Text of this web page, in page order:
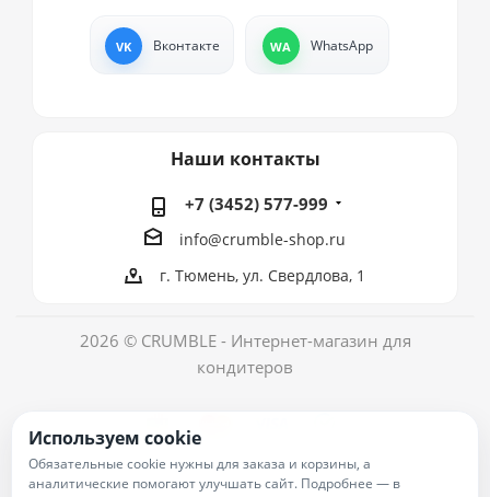
Вконтакте WhatsApp
Наши контакты
+7 (3452) 577-999
info@crumble-shop.ru
г. Тюмень, ул. Свердлова, 1
2026 © CRUMBLE - Интернет-магазин для
кондитеров
Используем cookie
Обязательные cookie нужны для заказа и корзины, а
аналитические помогают улучшать сайт. Подробнее — в